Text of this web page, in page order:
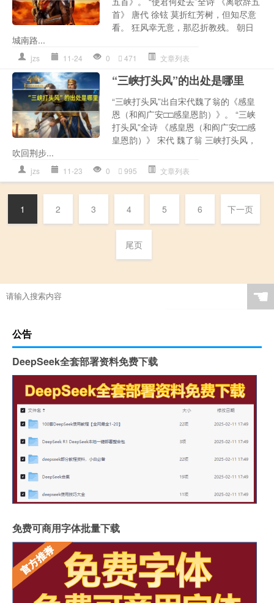
首》 唐代 徐铉 莫折红芳树，但知尽意
看。 狂风幸无意，那忍折教残。 朝日
城南路...
jzs 11-24 0 471 文章列表
“三峡打头风”的出处是哪里
“三峡打头风”出自宋代魏了翁的《感皇
恩（和阎广安□□感皇恩韵）》。 “三峡
打头风”全诗 《感皇恩（和阎广安□□感
皇恩韵）》 宋代 魏了翁 三峡打头风，
吹回荆步...
jzs 11-23 0 995 文章列表
1 2 3 4 5 6 下一页
尾页
☚
公告
DeepSeek全套部署资料免费下载
免费可商用字体批量下载